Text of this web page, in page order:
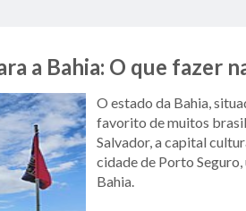
a Bahia: O que fazer
O estado da Bahia,
favorito de muitos
Salvador, a capital
cidade de Porto
Bahia.